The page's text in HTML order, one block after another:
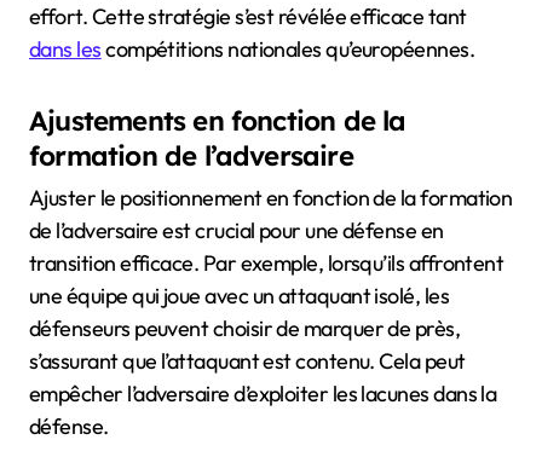
effort. Cette stratégie s’est révélée efficace tant
dans lescompétitions nationales qu’européennes.
Ajustements en fonction de la
formation de l’adversaire
Ajuster le positionnement en fonction de la formation
de l’adversaire est crucial pour une défense en
transition efficace. Par exemple, lorsqu’ils affrontent
une équipe qui joue avec un attaquant isolé, les
défenseurs peuvent choisir de marquer de près,
s’assurant que l’attaquant est contenu. Cela peut
empêcher l’adversaire d’exploiter les lacunes dans la
défense.